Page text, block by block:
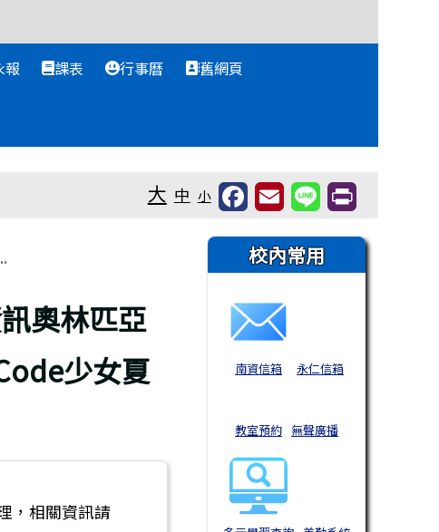
報 課表 行事曆 舊網頁
大 中 小
奧林匹亞
少女夏
，相關資訊請
右邊區域內容
校內常用
南資信箱 永仁信箱
教室預約 無聲廣播